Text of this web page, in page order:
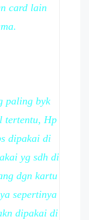
card lain
paling byk
tertentu, Hp
dipakai di
yg sdh di
dgn kartu
sepertinya
dipakai di